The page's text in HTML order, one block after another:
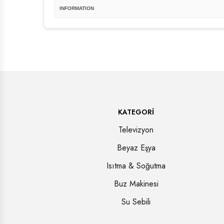
INFORMATION
KATEGORI
Televizyon
Beyaz Eşya
Isıtma & Soğutma
Buz Makinesi
Su Sebili